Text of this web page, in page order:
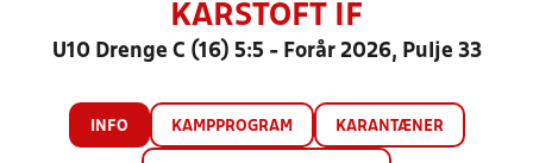
KARSTOFT IF
U10 Drenge C (16) 5:5 - Forår 2026, Pulje 33
INFO KAMPPROGRAM KARANTÆNER